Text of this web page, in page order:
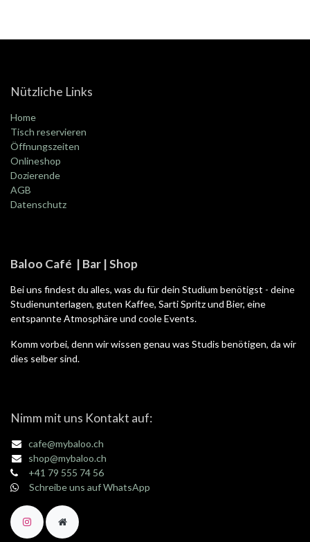
Nützliche Links
Home
Tisch reservieren
Öffnungszeiten
Onlineshop
Dozierende
AGB
Datenschutz
Baloo Café | Bar | Shop
Bei uns findest du alles, was du für dein Studium benötigst - deine
Studienunterlagen, guten Kaffee, Sarti Spritz und Bier, eine
entspannte Atmosphäre und coole Events.
Komm vorbei, denn wir wissen genau was Studis benötigen, da wir
dies selber sind.
Nimm mit uns Kontakt auf:
cafe@mybaloo.ch
shop@mybaloo.ch
+41 79 555 74 56
Schreibe uns auf WhatsApp